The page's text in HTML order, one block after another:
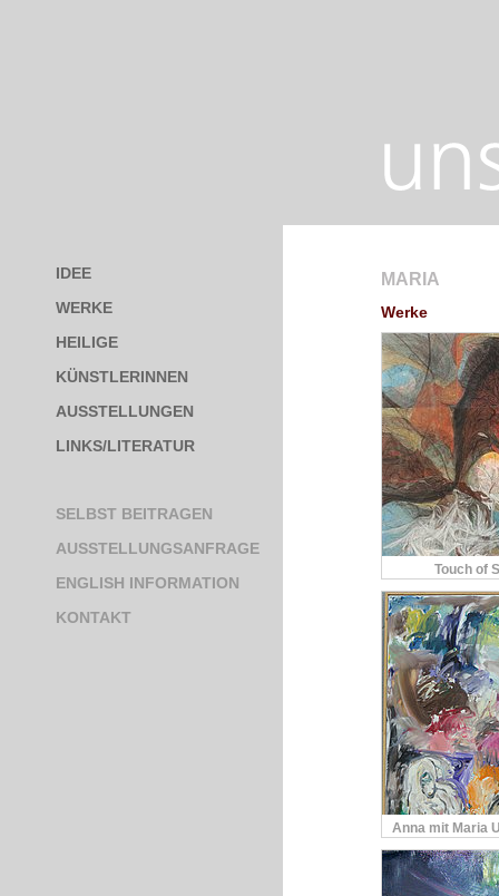
IDEE
WERKE
HEILIGE
KÜNSTLERINNEN
AUSSTELLUNGEN
LINKS/LITERATUR
SELBST BEITRAGEN
AUSSTELLUNGSANFRAGE
ENGLISH INFORMATION
KONTAKT
MARIA
Werke
Touch of
Anna mit Maria